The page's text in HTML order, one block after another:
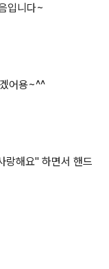
입니다~
어용~^^
랑해요" 하면서 핸드